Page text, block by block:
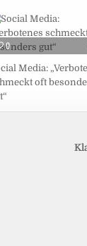
0
Media:
oft